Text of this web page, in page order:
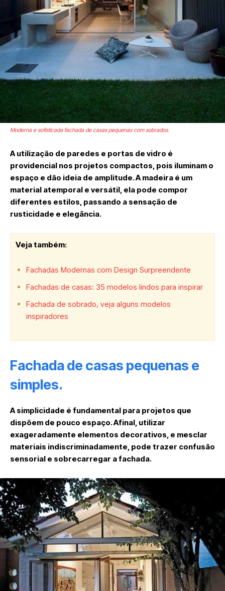
Moderna e sofisticada fachada de casas pequenas com sobrados.
A utilização de paredes e portas de vidro é
providencial nos projetos compactos, pois iluminam o
espaço e dão ideia de amplitude. A madeira é um
material atemporal e versátil, ela pode compor
diferentes estilos, passando a sensação de
rusticidade e elegância.
Veja também:
Fachadas Modernas com Design Surpreendente
Fachadas de casas: 35 modelos lindos para inspirar
Fachada de sobrado, veja alguns modelos
inspiradores
Fachada de casas pequenas e
simples.
A simplicidade é fundamental para projetos que
dispõem de pouco espaço. Afinal, utilizar
exageradamente elementos decorativos, e mesclar
materiais indiscriminadamente, pode trazer confusão
sensorial e sobrecarregar a fachada.